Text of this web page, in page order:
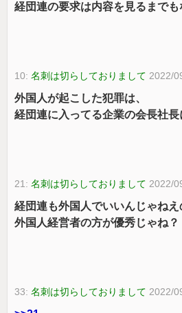
経団連の要求は内容を見るまで
10:名刺は切らしておりまして 2022/
外国人が起こした犯罪は、
経団連に入ってる企業の会長社
21:名刺は切らしておりまして 2022/
経団連も外国人でいいんじゃねえ
外国人経営者の方が優秀じゃね？
33:名刺は切らしておりまして 2022/